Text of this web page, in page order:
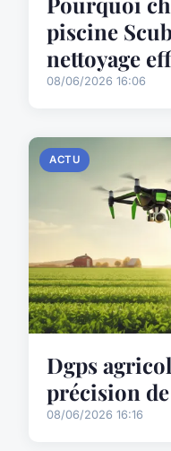
piscine
nettoyage
08/06/2026 16:06
ACTU
Dgps
précision
08/06/2026 16:16